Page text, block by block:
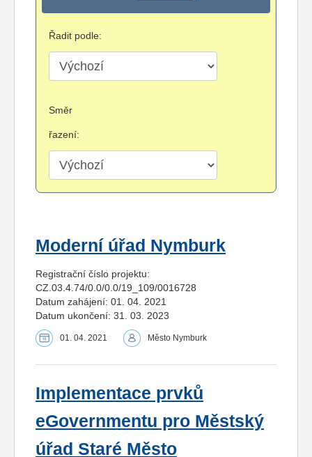
Řadit podle:
Směr
řazení:
Moderní úřad Nymburk
Registrační číslo projektu:
CZ.03.4.74/0.0/0.0/19_109/0016728
Datum zahájení: 01. 04. 2021
Datum ukončení: 31. 03. 2023
01. 04. 2021 Město Nymburk
Implementace prvků
eGovernmentu pro Městský
úřad Staré Město